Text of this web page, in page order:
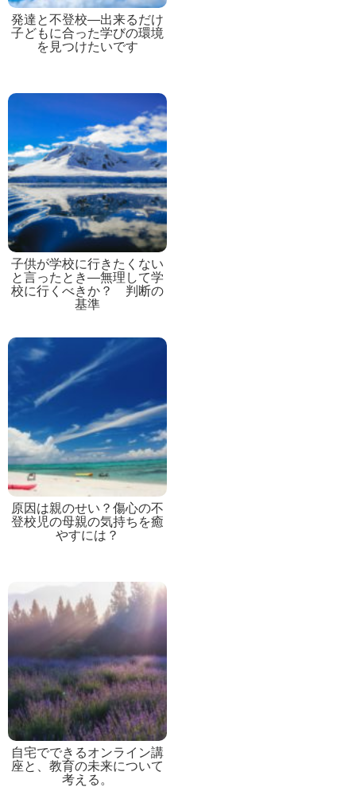
発達と不登校―出来るだけ
子どもに合った学びの環境
を見つけたいです
子供が学校に行きたくない
と言ったとき―無理して学
校に行くべきか？ 判断の
基準
原因は親のせい？傷心の不
登校児の母親の気持ちを癒
やすには？
自宅でできるオンライン講
座と、教育の未来について
考える。